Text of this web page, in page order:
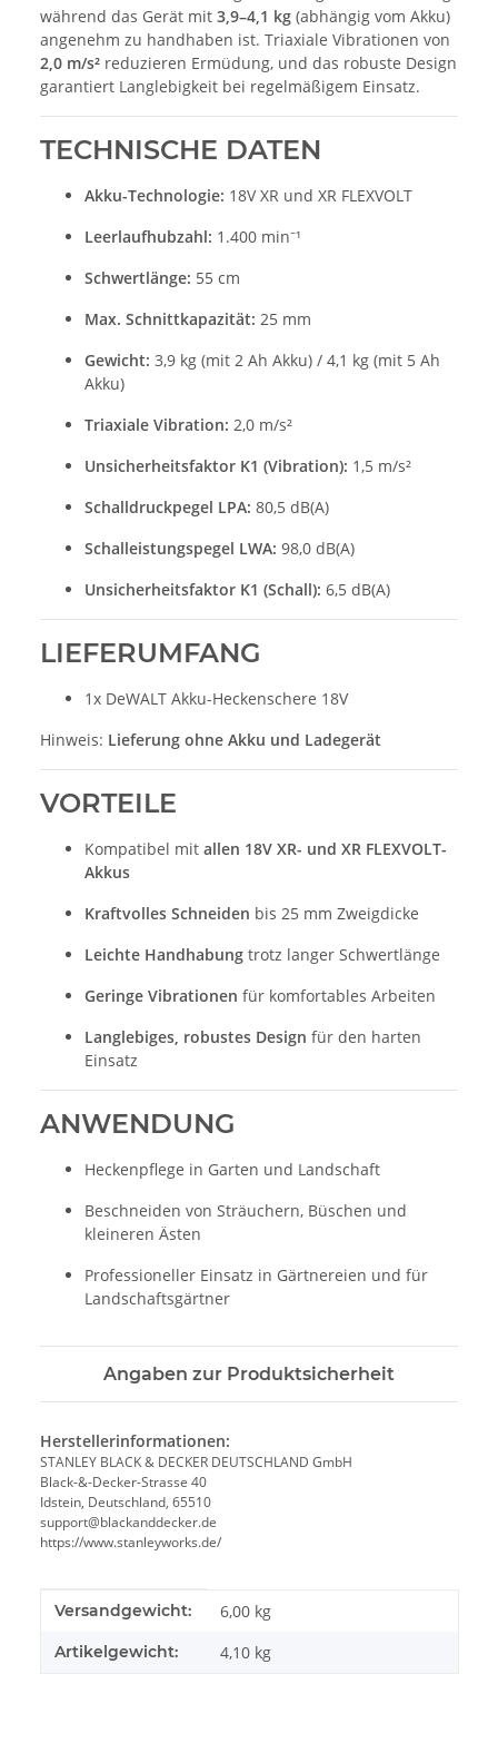
während das Gerät mit 3,9–4,1 kg (abhängig vom Akku)
angenehm zu handhaben ist. Triaxiale Vibrationen von
2,0 m/s² reduzieren Ermüdung, und das robuste Design
garantiert Langlebigkeit bei regelmäßigem Einsatz.
TECHNISCHE DATEN
Akku-Technologie: 18V XR und XR FLEXVOLT
Leerlaufhubzahl: 1.400 min⁻¹
Schwertlänge: 55 cm
Max. Schnittkapazität: 25 mm
Gewicht: 3,9 kg (mit 2 Ah Akku) / 4,1 kg (mit 5 Ah
Akku)
Triaxiale Vibration: 2,0 m/s²
Unsicherheitsfaktor K1 (Vibration): 1,5 m/s²
Schalldruckpegel LPA: 80,5 dB(A)
Schalleistungspegel LWA: 98,0 dB(A)
Unsicherheitsfaktor K1 (Schall): 6,5 dB(A)
LIEFERUMFANG
1x DeWALT Akku-Heckenschere 18V
Hinweis: Lieferung ohne Akku und Ladegerät
VORTEILE
Kompatibel mit allen 18V XR- und XR FLEXVOLT-
Akkus
Kraftvolles Schneiden bis 25 mm Zweigdicke
Leichte Handhabung trotz langer Schwertlänge
Geringe Vibrationen für komfortables Arbeiten
Langlebiges, robustes Design für den harten
Einsatz
ANWENDUNG
Heckenpflege in Garten und Landschaft
Beschneiden von Sträuchern, Büschen und
kleineren Ästen
Professioneller Einsatz in Gärtnereien und für
Landschaftsgärtner
Angaben zur Produktsicherheit
Herstellerinformationen:
STANLEY BLACK & DECKER DEUTSCHLAND GmbH
Black-&-Decker-Strasse 40
Idstein, Deutschland, 65510
support@blackanddecker.de
https://www.stanleyworks.de/
Produkteigenschaft
Wert
Versandgewicht: 6,00 kg
Artikelgewicht: 4,10 kg